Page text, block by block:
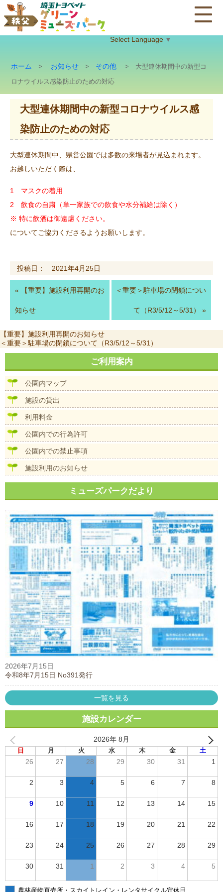
Select Language ▼
ホーム > お知らせ > その他 > 大型連休期間中の新型コ
ロナウイルス感染防止のための対応
大型連休期間中の新型コロナウイルス感
染防止のための対応
大型連休期間中、県営公園では多数の来場者が見込まれます。
お越しいただく際は、
1 マスクの着用
2 飲食の自粛（単一家族での飲食や水分補給は除く）
※ 特に飲酒は御遠慮ください。
についてご協力くださるようお願いします。
投稿日： 2021年4月25日
« 【重要】施設利用再開のお
知らせ
＜重要＞駐車場の閉鎖につい
て（R3/5/12～5/31） »
投
稿
ナ
ゲ
前
の
投
【重要】施設利用再開のお知らせ
次
の
稿:
＜重要＞駐車場の閉鎖について（R3/5/12～5/31）
ご利用案内
公園内マップ
施設の貸出
利用料金
公園内での行為許可
公園内での禁止事項
施設利用のお知らせ
ミューズパークだより
2026年7月15日
令和8年7月15日 No391発行
一覧を見る
施設カレンダー
2026年 8月
日 月 火 水 木 金 土
26 27 28 29 30 31 1
2 3 4 5 6 7 8
9 10 11 12 13 14 15
16 17 18 19 20 21 22
23 24 25 26 27 28 29
30 31 1 2 3 4 5